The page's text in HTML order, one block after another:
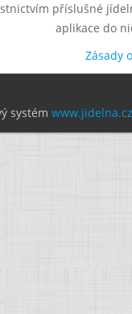
příslušné
aplikace do
Zásady
systém www.jidelna.cz